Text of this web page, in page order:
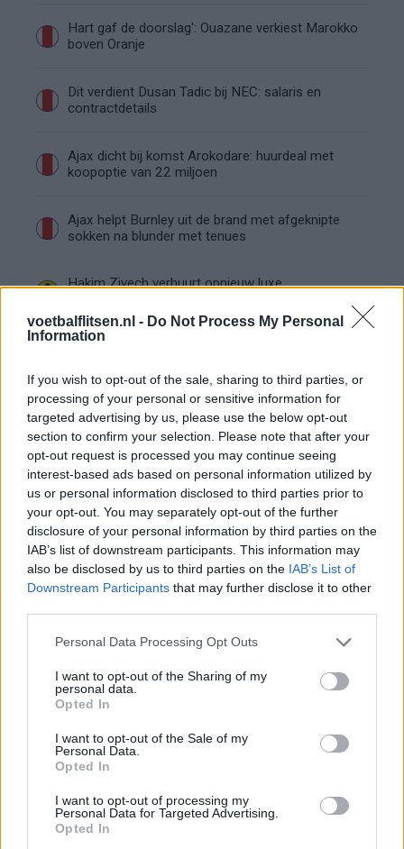
voetbalflitsen.nl - Do Not Process My Personal
Information
If you wish to opt-out of the sale, sharing to third parties, or
processing of your personal or sensitive information for
targeted advertising by us, please use the below opt-out
section to confirm your selection. Please note that after your
opt-out request is processed you may continue seeing
interest-based ads based on personal information utilized by
us or personal information disclosed to third parties prior to
your opt-out. You may separately opt-out of the further
disclosure of your personal information by third parties on the
IAB’s list of downstream participants. This information may
also be disclosed by us to third parties on the IAB’s List of
Downstream Participants that may further disclose it to other
Personal Data Processing Opt Outs
I want to opt-out of the Sharing of my
personal data.
Opted In
I want to opt-out of the Sale of my
Personal Data.
Opted In
I want to opt-out of processing my
Personal Data for Targeted Advertising.
Opted In
Hart gaf de doorslag': Ouazane verkiest Marokko
boven Oranje
Dit verdient Dusan Tadic bij NEC: salaris en
contractdetails
Ajax dicht bij komst Arokodare: huurdeal met
koopoptie van 22 miljoen
Ajax helpt Burnley uit de brand met afgeknipte
sokken na blunder met tenues
Hakim Ziyech verhuurt opnieuw luxe
Resterend oefenprogramma Ajax: waar zijn de
duels te zien
Ajax groeit onder Míchel, maar transfermarkt
blijft cruciaal
Ajax-talent Mohamed Abdalla schrijft Europese
geschiedenis
de basis bij FC Barcelona
Ouazane met Lionel Messi
Ajax zet grote stap richting volgende ronde na
ruime zege op Vojvodina
Dusan Tadic kijkt met bijzondere gevoelens naar
Ajax - Vojvodina